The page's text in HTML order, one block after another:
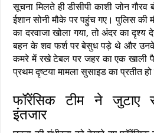
सूचना मिलते ही डीसीपी काशी जोन
ईशान सोनी मौके पर पहुंच गए। पुलिस की
का दरवाजा खोला गया, तो अंदर का
बहन के शव फर्श पर बेसुध पड़े थे और
कमरे में रखे टेबल पर जहर का एक खाली
प्रथम दृष्टया मामला सुसाइड का प्रतीत हो
फॉरेंसिक टीम ने जुटाए
इंतजार